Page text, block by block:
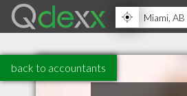
back to accountants